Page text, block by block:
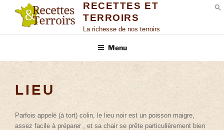
RECETTES ET
TERROIRS
La richesse de nos terroirs
Menu
LIEU
Parfois appelé (à tort) colin, le lieu noir est un poisson maigre,
assez facile à préparer , et sa chair se prête particulièrement bien